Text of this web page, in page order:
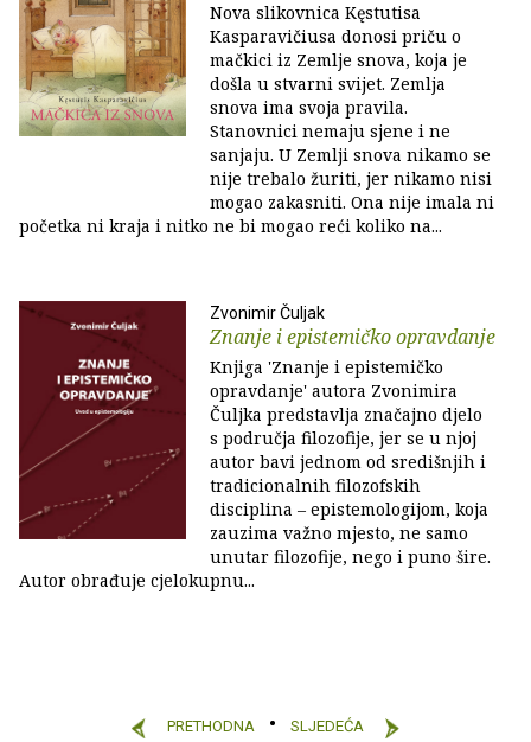
Nova slikovnica Kęstutisa
Kasparavičiusa donosi priču o
mačkici iz Zemlje snova, koja je
došla u stvarni svijet. Zemlja
snova ima svoja pravila.
Stanovnici nemaju sjene i ne
sanjaju. U Zemlji snova nikamo se
nije trebalo žuriti, jer nikamo nisi
mogao zakasniti. Ona nije imala ni
početka ni kraja i nitko ne bi mogao reći koliko na...
Zvonimir Čuljak
Znanje i epistemičko opravdanje
Knjiga 'Znanje i epistemičko
opravdanje' autora Zvonimira
Čuljka predstavlja značajno djelo
s područja filozofije, jer se u njoj
autor bavi jednom od središnjih i
tradicionalnih filozofskih
disciplina – epistemologijom, koja
zauzima važno mjesto, ne samo
unutar filozofije, nego i puno šire.
Autor obrađuje cjelokupnu...
PRETHODNA SLJEDEĆA